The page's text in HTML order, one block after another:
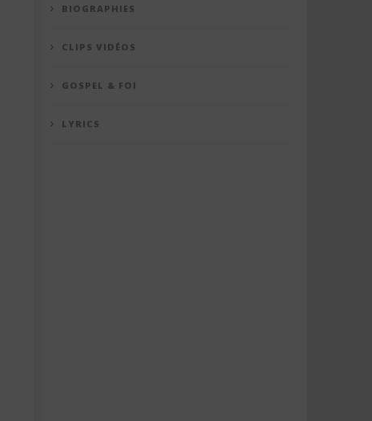
BIOGRAPHIES
CLIPS VIDÉOS
GOSPEL & FOI
LYRICS